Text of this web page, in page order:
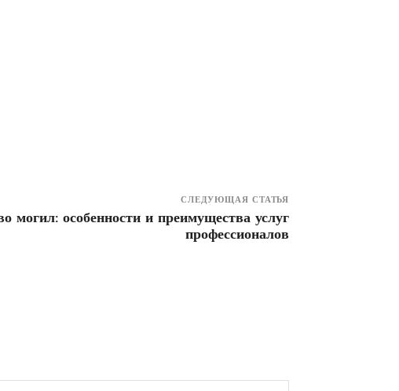
СЛЕДУЮЩАЯ СТАТЬЯ
могил: особенности и преимущества услуг
профессионалов